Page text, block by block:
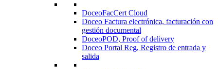
DoceoFacCert Cloud
Doceo Factura electrónica, facturación con
gestión documental
DoceoPOD, Proof of delivery
Doceo Portal Reg, Registro de entrada y
salida